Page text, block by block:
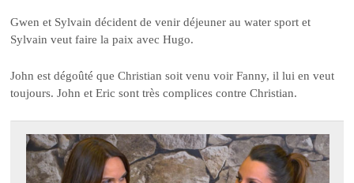
Gwen et Sylvain décident de venir déjeuner au water sport et
Sylvain veut faire la paix avec Hugo.
John est dégoûté que Christian soit venu voir Fanny, il lui en veut
toujours. John et Eric sont très complices contre Christian.